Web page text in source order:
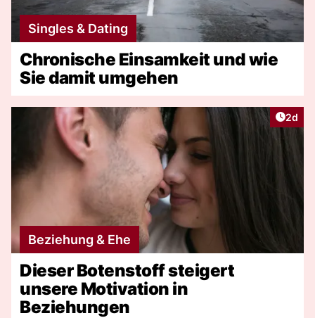
Singles & Dating
Chronische Einsamkeit und wie
Sie damit umgehen
2d
Beziehung & Ehe
Dieser Botenstoff steigert
unsere Motivation in
Beziehungen